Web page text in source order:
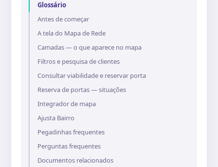
Glossário
Antes de começar
A tela do Mapa de Rede
Camadas — o que aparece no mapa
Filtros e pesquisa de clientes
Consultar viabilidade e reservar porta
Reserva de portas — situações
Integrador de mapa
Ajusta Bairro
Pegadinhas frequentes
Perguntas frequentes
Documentos relacionados